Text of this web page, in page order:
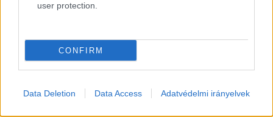
user protection.
CONFIRM
Data Deletion Data Access Adatvédelmi irányelvek